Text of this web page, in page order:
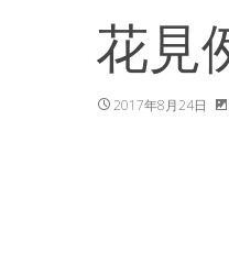
花見
2017年8月24日